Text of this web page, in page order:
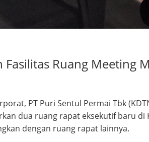
Fasilitas Ruang Meeting
PT Puri Sentul Permai Tbk
dua ruang rapat eksekutif baru di
dengan ruang rapat lainnya.